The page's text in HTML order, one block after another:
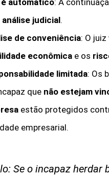
é automático: A
análise judicial.
de conveniência: O
econômica e os
limitada: Os
que não estejam
estão protegidos
empresarial.
Se o incapaz herdar